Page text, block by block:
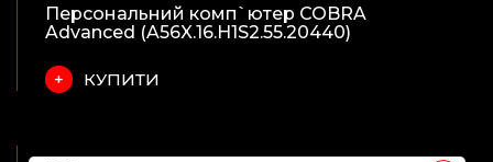
Персональний комп`ютер COBRA
Advanced (A56X.16.H1S2.55.20440)
КУПИТИ